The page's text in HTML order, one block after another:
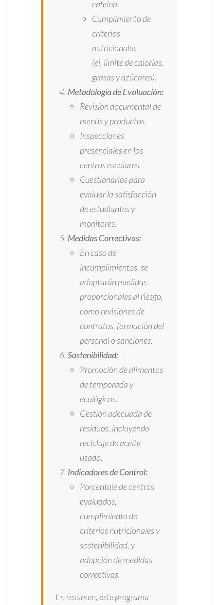
cafeína.
Cumplimiento de
criterios
nutricionales
(ej. límite de calorías,
grasas y azúcares).
Metodología de Evaluación:
Revisión documental de
menús y productos.
Inspecciones
presenciales en los
centros escolares.
Cuestionarios para
evaluar la satisfacción
de estudiantes y
monitores.
Medidas Correctivas:
En caso de
incumplimientos, se
adoptarán medidas
proporcionales al riesgo,
como revisiones de
contratos, formación del
personal o sanciones.
Sostenibilidad:
Promoción de alimentos
de temporada y
ecológicos.
Gestión adecuada de
residuos, incluyendo
reciclaje de aceite
usado.
Indicadores de Control:
Porcentaje de centros
evaluados,
cumplimiento de
criterios nutricionales y
sostenibilidad, y
adopción de medidas
correctivas.
En resumen, este programa